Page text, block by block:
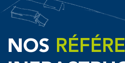
NOS